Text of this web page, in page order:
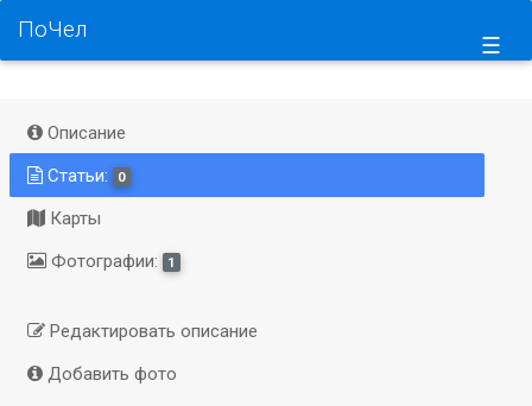
☰
ПоЧел
Описание
Статьи:
0
Карты
Фотографии:
1
Редактировать описание
Добавить фото